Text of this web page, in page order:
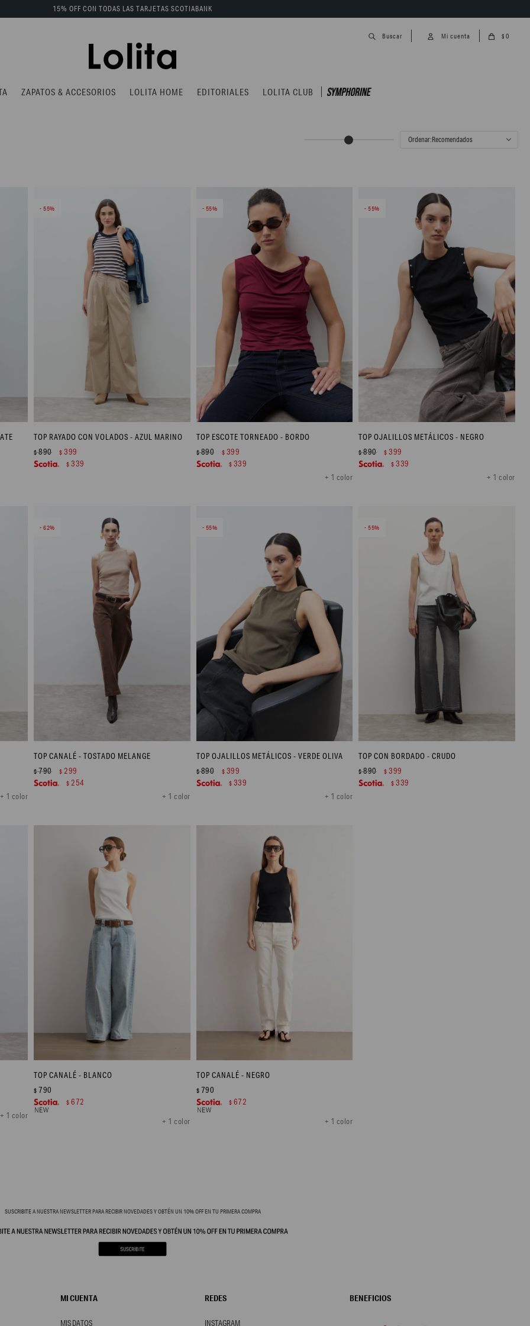
ZAPATOS & ACCESORIOS LOLITA HOME EDITORIALES LOLITA CLUB
$ 0
15% OFF CON TODAS LAS TARJETAS SCOTIABANK
Recomendados
55
TOP RAYADO CON VOLADOS - AZUL MARINO
$890 $ 399
$ 339
55
TOP ESCOTE TORNEADO - BORDO
+ 1 color
$890 $ 399
$ 339
55
TOP OJALILLOS METÁLICOS - NEGRO
+ 1 color
$890 $ 399
$ 339
+ 1 color
62
TOP CANALÉ - TOSTADO MELANGE
+ 1 color
$790 $ 299
$ 254
55
TOP OJALILLOS METÁLICOS - VERDE OLIVA
+ 1 color
$890 $ 399
$ 339
55
TOP CON BORDADO - CRUDO
$890 $ 399
$ 339
+ 1 color
TOP CANALÉ - BLANCO
+ 1 color
$ 790
$ 672
TOP CANALÉ - NEGRO
+ 1 color
$ 790
$ 672
SUSCRIBITE A NUESTRA NEWSLETTER PARA RECIBIR NOVEDADES Y OBTÉN UN 10% OFF EN TU PRIMERA COMPRA
MI CUENTA
MIS DATOS
REDES
INSTAGRAM
BENEFICIOS